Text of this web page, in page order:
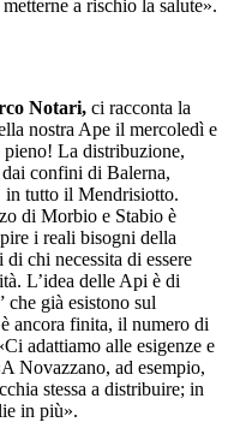
a rischio la salute».
Notari, ci racconta la
nostra Ape il mercoledì e
La distribuzione,
confini di Balerna,
in tutto il Mendrisiotto.
di Morbio e Stabio è
i reali bisogni della
chi necessita di essere
L’idea delle Api è di
che già esistono sul
ancora finita, il numero di
adattiamo alle esigenze e
Novazzano, ad esempio,
stessa a distribuire; in
in più».